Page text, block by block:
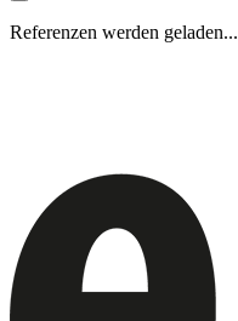
Referenzen werden geladen...